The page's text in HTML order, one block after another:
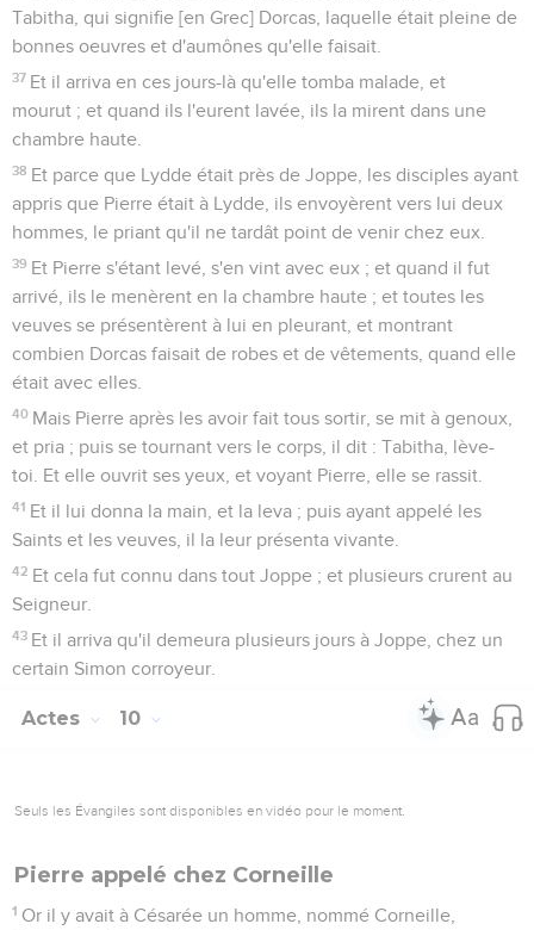
Tabitha, qui signifie [en Grec] Dorcas, laquelle était pleine de
bonnes oeuvres et d'aumônes qu'elle faisait.
37 Et il arriva en ces jours-là qu'elle tomba malade, et
mourut ; et quand ils l'eurent lavée, ils la mirent dans une
chambre haute.
38 Et parce que Lydde était près de Joppe, les disciples ayant
appris que Pierre était à Lydde, ils envoyèrent vers lui deux
hommes, le priant qu'il ne tardât point de venir chez eux.
39 Et Pierre s'étant levé, s'en vint avec eux ; et quand il fut
arrivé, ils le menèrent en la chambre haute ; et toutes les
veuves se présentèrent à lui en pleurant, et montrant
combien Dorcas faisait de robes et de vêtements, quand elle
était avec elles.
40 Mais Pierre après les avoir fait tous sortir, se mit à genoux,
et pria ; puis se tournant vers le corps, il dit : Tabitha, lève-
toi. Et elle ouvrit ses yeux, et voyant Pierre, elle se rassit.
41 Et il lui donna la main, et la leva ; puis ayant appelé les
Saints et les veuves, il la leur présenta vivante.
42 Et cela fut connu dans tout Joppe ; et plusieurs crurent au
Seigneur.
43 Et il arriva qu'il demeura plusieurs jours à Joppe, chez un
certain Simon corroyeur.
Actes 10
Seuls les Évangiles sont disponibles en vidéo pour le moment.
Pierre appelé chez Corneille
1 Or il y avait à Césarée un homme, nommé Corneille,